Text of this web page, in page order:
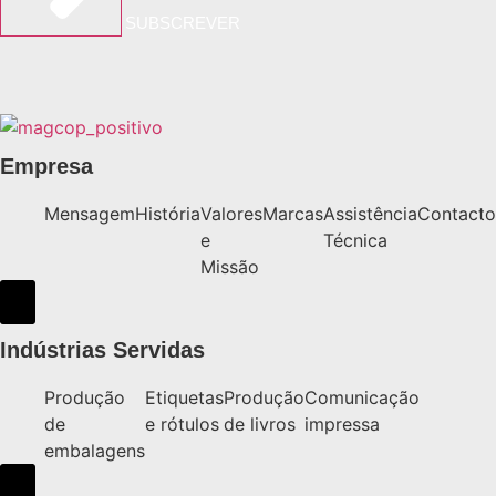
Empresa
MensagemHistóriaValores
e
Missão
MarcasAssistência
Técnica
Indústrias Servidas
Produção
de
embalagens
Etiquetas
e rótulos
Produção
de livros
Comunicação
impressa